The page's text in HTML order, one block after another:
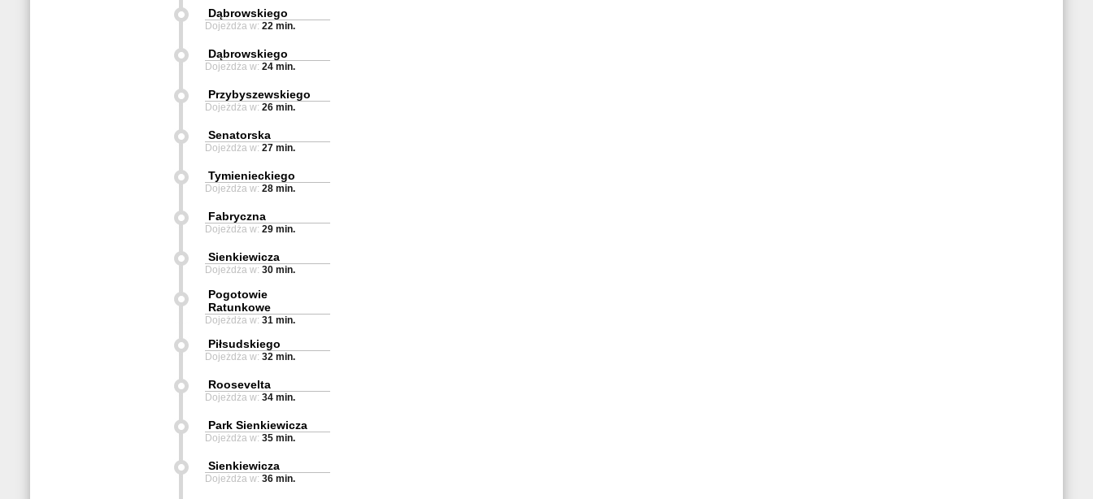
Dąbrowskiego
Dojeżdża w: 22 min.
Dąbrowskiego
Dojeżdża w: 24 min.
Przybyszewskiego
Dojeżdża w: 26 min.
Senatorska
Dojeżdża w: 27 min.
Tymienieckiego
Dojeżdża w: 28 min.
Fabryczna
Dojeżdża w: 29 min.
Sienkiewicza
Dojeżdża w: 30 min.
Pogotowie
Ratunkowe
Dojeżdża w: 31 min.
Piłsudskiego
Dojeżdża w: 32 min.
Roosevelta
Dojeżdża w: 34 min.
Park Sienkiewicza
Dojeżdża w: 35 min.
Sienkiewicza
Dojeżdża w: 36 min.